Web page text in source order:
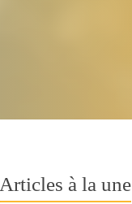
Articles à la une